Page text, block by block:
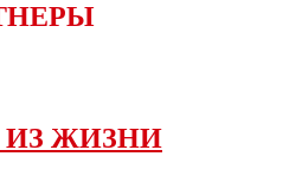
ИЗ ЖИЗНИ